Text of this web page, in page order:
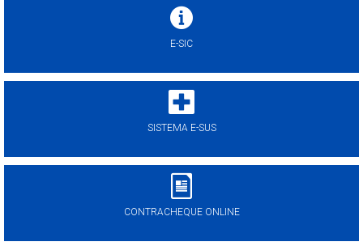
E-SIC
SISTEMA E-SUS
CONTRACHEQUE ONLINE